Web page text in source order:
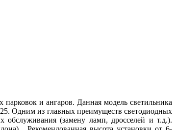
и ангаров. Данная модель светильника
Одним из главных преимуществ светодиодных
обслуживания (замену ламп, дросселей и т.д.).